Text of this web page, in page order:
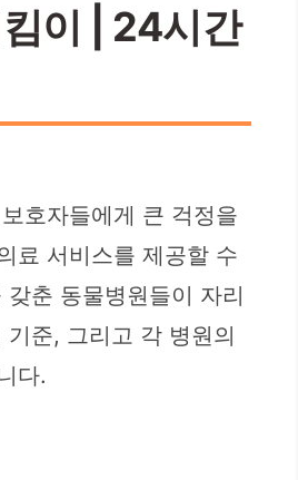
이 | 24시간
호자들에게 큰 걱정을
료 서비스를 제공할 수
춘 동물병원들이 자리
준, 그리고 각 병원의
다.